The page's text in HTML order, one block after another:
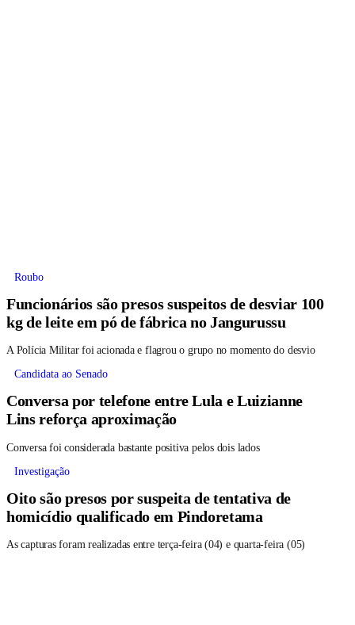
Roubo
Funcionários são presos suspeitos de desviar 100
kg de leite em pó de fábrica no Jangurussu
A Polícia Militar foi acionada e flagrou o grupo no momento do desvio
Candidata ao Senado
Conversa por telefone entre Lula e Luizianne
Lins reforça aproximação
Conversa foi considerada bastante positiva pelos dois lados
Investigação
Oito são presos por suspeita de tentativa de
homicídio qualificado em Pindoretama
As capturas foram realizadas entre terça-feira (04) e quarta-feira (05)